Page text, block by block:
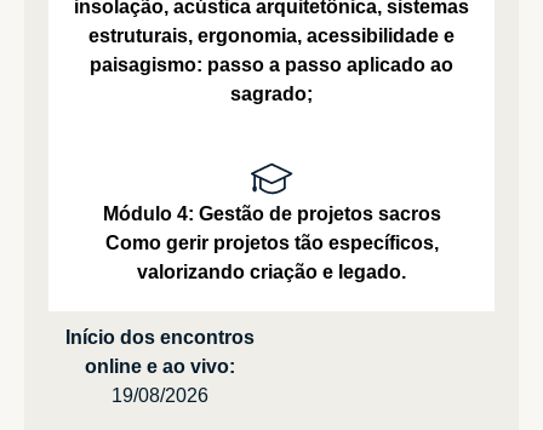
insolação, acústica arquitetônica, sistemas
estruturais, ergonomia, acessibilidade e
paisagismo: passo a passo aplicado ao
sagrado;
Módulo 4: Gestão de projetos sacros
Como gerir projetos tão específicos,
valorizando criação e legado.
Início dos encontros
online e ao vivo:
19/08/2026